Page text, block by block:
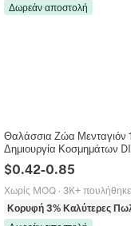
Δωρεάν αποστολή
Θαλάσσια Ζώα Μενταγιόν
Δημιουργία Κοσμημάτων
$0.42-0.85
Χωρίς MOQ · 3K+
Κορυφή 3% Καλύτερες